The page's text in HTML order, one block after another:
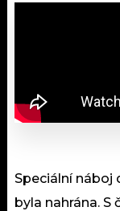
Speciální náboj
byla nahrána.